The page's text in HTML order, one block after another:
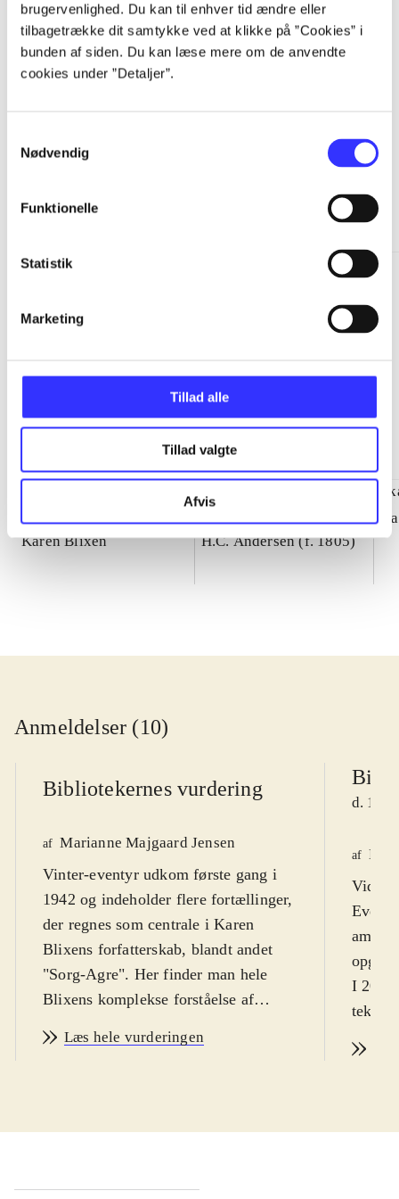
brugervenlighed. Du kan til enhver tid ændre eller
tilbagetrække dit samtykke ved at klikke på ”Cookies” i
bunden af siden. Du kan læse mere om de anvendte
cookies under ”Detaljer”.
Nødvendig
Funktionelle
Statistik
Marketing
Tillad alle
Tillad valgte
Afvis
...
...
Minder om
Karen Blixen
H.C. Andersen (f. 1805)
Anmeldelser (10)
Bibliotekernes vurdering
af Marianne Majgaard Jensen
Vinter-eventyr udkom første gang i
1942 og indeholder flere fortællinger,
der regnes som centrale i Karen
Blixens forfatterskab, blandt andet
"Sorg-Agre". Her finder man hele
Blixens komplekse forståelse af
i tilværelsen, hvor erkendelsen af
Læs hele vurderingen
d. 19.
af
I 2007
Næste
håber,